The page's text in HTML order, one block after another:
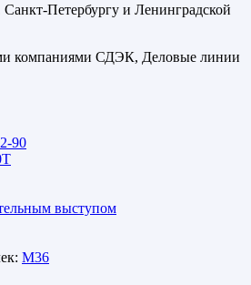
Санкт-Петербургу и Ленинградской
компаниями СДЭК, Деловые линии
90
выступом
М36